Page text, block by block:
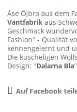
Åse Öjbro aus dem
Vantfabrik aus
Geschmack
Fashion" - Qualität
kennengelernt und
Die kuscheligen
Design: "Dalarna Bla
Auf Facebook